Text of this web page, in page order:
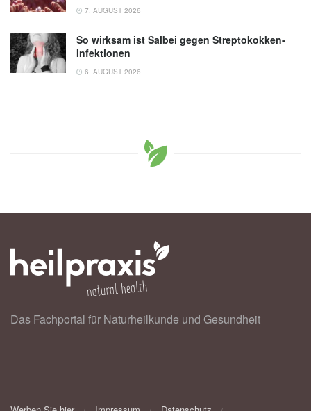
7. AUGUST 2026
So wirksam ist Salbei gegen Streptokokken-
Infektionen
6. AUGUST 2026
Das Fachportal für Naturheilkunde und Gesundheit